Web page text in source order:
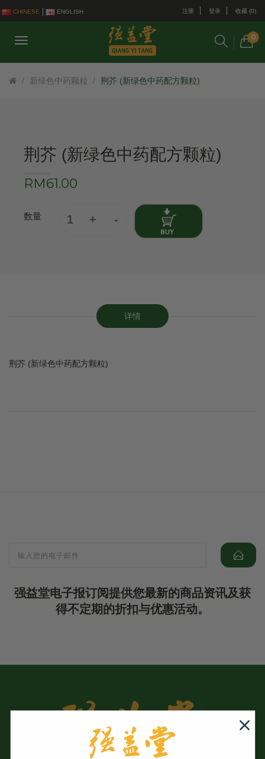
CHINESE ENGLISH 注册 登录 收藏 (0)
0
新绿色中药颗粒 荆芥 (新绿色中药配方颗粒)
荆芥 (新绿色中药配方颗粒)
RM61.00
数量
详情
荆芥 (新绿色中药配方颗粒)
强益堂电子报订阅提供您最新的商品资讯及获
得不定期的折扣与优惠活动。